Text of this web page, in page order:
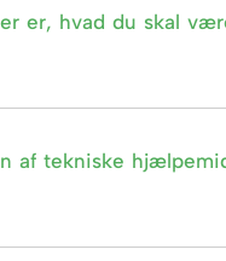
er, hvad du skal
af tekniske